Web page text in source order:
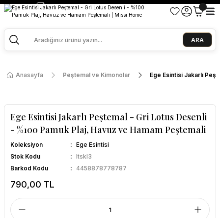
2500 TL ve Üzeri Alışverişlerde Kargo Bedava!
Ege Esintisi 2 Al 1 Öde
Missi Kokularda 3 Al 2 Öde
ARA
Anasayfa Peştemal ve Kimonolar Ege Esintisi Jakarlı
Ege Esintisi Jakarlı Peştemal - Gri Lotus Desenli
- %100 Pamuk Plaj, Havuz ve Hamam Peştemali
Koleksiyon
Ege Esintisi
Stok Kodu
ltskl3
Barkod Kodu
4458878778787
790,00 TL